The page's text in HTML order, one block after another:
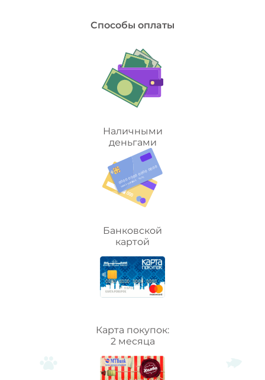
Способы оплаты
Наличными
деньгами
Банковской
картой
Карта покупок:
2 месяца